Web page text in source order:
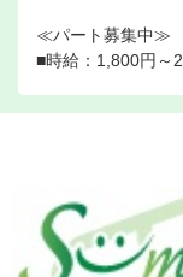
≪パート募集中≫
■時給：1,800円～